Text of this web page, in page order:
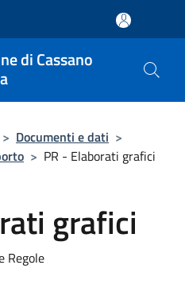
di Cassano
> Documenti e dati >
> PR - Elaborati grafici
grafici
Regole